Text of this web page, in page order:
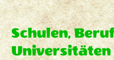
Schulen,
Universitäten